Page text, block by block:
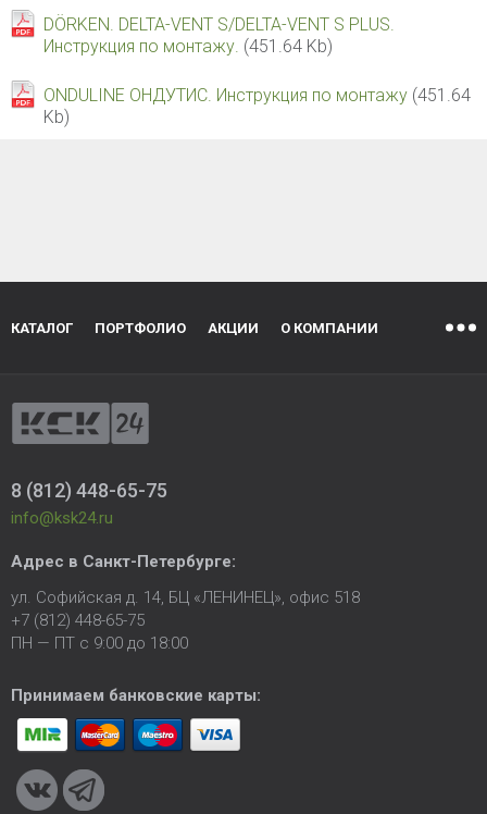
DÖRKEN. DELTA-VENT S/DELTA-VENT S PLUS.
Инструкция по монтажу. (451.64 Kb)
ONDULINE ОНДУТИС. Инструкция по монтажу (451.64
Kb)
КАТАЛОГ ПОРТФОЛИО АКЦИИ О КОМПАНИИ
8 (812) 448-65-75
info@ksk24.ru
Адрес в Санкт-Петербурге:
ул. Софийская д. 14, БЦ «ЛЕНИНЕЦ», офис 518
+7 (812) 448-65-75
ПН — ПТ с 9:00 до 18:00
Принимаем банковские карты: